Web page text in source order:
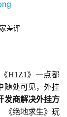
差评
H1Z1 》一点都
随处可见，外挂
发商解决外挂方
《绝地求生》玩